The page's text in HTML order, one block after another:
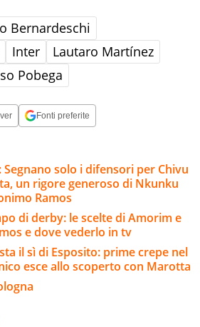
Bernardeschi
Inter
Lautaro Martínez
Pobega
Fonti preferite
Segnano solo i difensori per Chivu
un rigore generoso di Nkunku
Ramos
di derby: le scelte di Amorim e
e dove vederlo in tv
il sì di Esposito: prime crepe nel
esce allo scoperto con Marotta